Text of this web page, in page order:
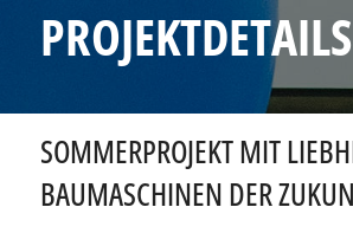
PROJEKTDETAILS
SOMMERPROJEKT MIT
BAUMASCHINEN DER